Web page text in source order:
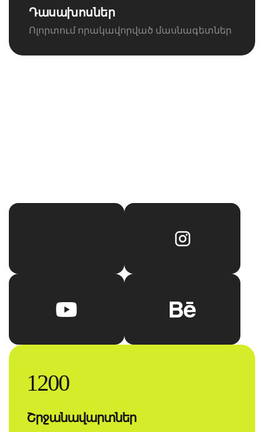
Դասախոսներ
Ոլորտում որակավորված մասնագետներ
1200
Շրջանավարտներ